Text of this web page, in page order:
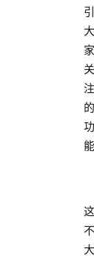
引
大
家
关
注
的
功
能
这
不
大